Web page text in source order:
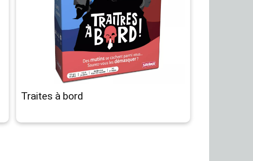
Traites à bord